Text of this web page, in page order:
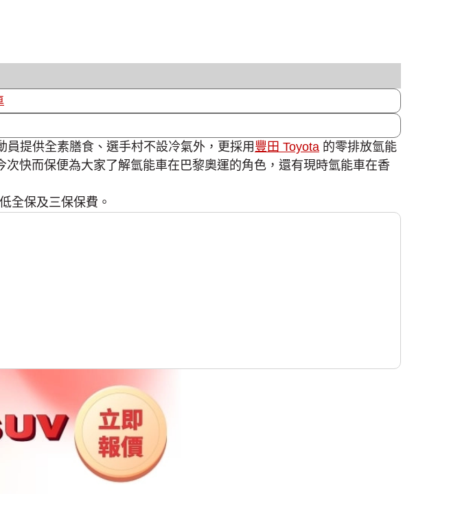
提供全素膳食、選手村不設冷氣外，更採用豐田 Toyota 的零排放氫能
次快而保便為大家了解氫能車在巴黎奧運的角色，還有現時氫能車在香
全保及三保保費。